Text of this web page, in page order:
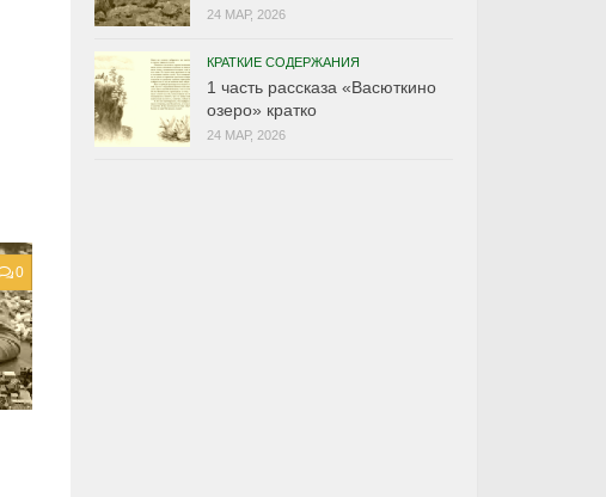
0
24 МАР, 2026
КРАТКИЕ СОДЕРЖАНИЯ
1 часть рассказа «Васюткино
озеро» кратко
24 МАР, 2026